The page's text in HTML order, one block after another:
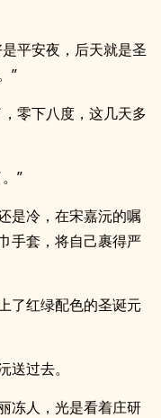
平安夜，后天就是圣
”
零下八度，这几天多
”
是冷，在宋嘉沅的嘱
手套，将自己裹得严
了红绿配色的圣诞元
过去。
冻人，光是看着庄研